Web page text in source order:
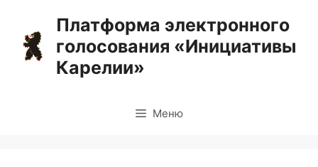
содержимому
Платформа электронного
голосования «Инициативы
Карелии»
Меню